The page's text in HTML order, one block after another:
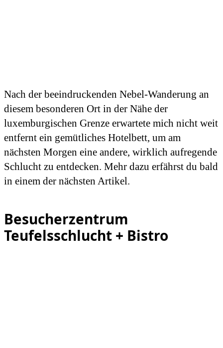
Nach der beeindruckenden Nebel-Wanderung an
diesem besonderen Ort in der Nähe der
luxemburgischen Grenze erwartete mich nicht weit
entfernt ein gemütliches Hotelbett, um am
nächsten Morgen eine andere, wirklich aufregende
Schlucht zu entdecken. Mehr dazu erfährst du bald
in einem der nächsten Artikel.
Besucherzentrum
Teufelsschlucht + Bistro